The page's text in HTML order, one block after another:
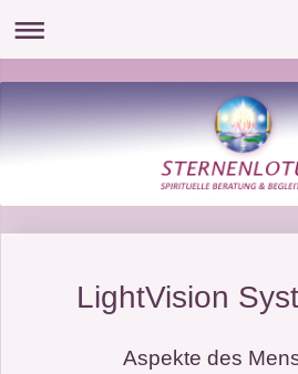
LightVision
Aspekte des